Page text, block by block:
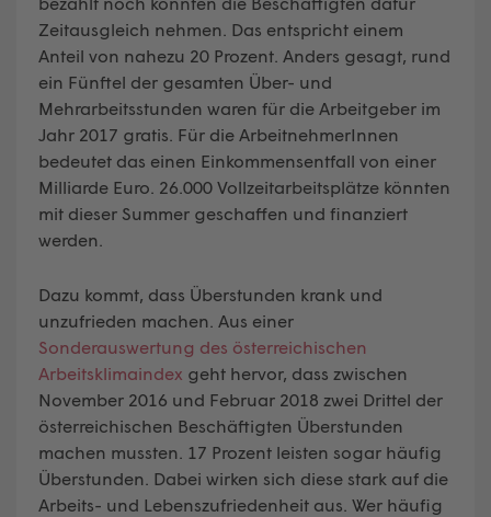
Zeitausgleich nehmen. Das entspricht einem
Anteil von nahezu 20 Prozent. Anders gesagt, rund
ein Fünftel der gesamten Über- und
Mehrarbeitsstunden waren für die Arbeitgeber im
Jahr 2017 gratis. Für die ArbeitnehmerInnen
bedeutet das einen Einkommensentfall von einer
Milliarde Euro. 26.000 Vollzeitarbeitsplätze könnten
mit dieser Summer geschaffen und finanziert
werden.
Dazu kommt, dass Überstunden krank und
unzufrieden machen. Aus einer
Sonderauswertung des österreichischen
Arbeitsklimaindex geht hervor, dass zwischen
November 2016 und Februar 2018 zwei Drittel der
österreichischen Beschäftigten Überstunden
machen mussten. 17 Prozent leisten sogar häufig
Überstunden. Dabei wirken sich diese stark auf die
Arbeits- und Lebenszufriedenheit aus. Wer häufig